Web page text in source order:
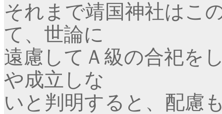
それまで靖国神社はこ
て、世論に
遠慮してＡ級の合祀を
や成立しな
いと判明すると、配慮